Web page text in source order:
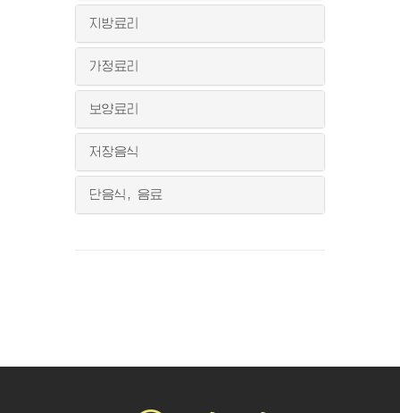
지방료리
가정료리
보양료리
저장음식
단음식, 음료